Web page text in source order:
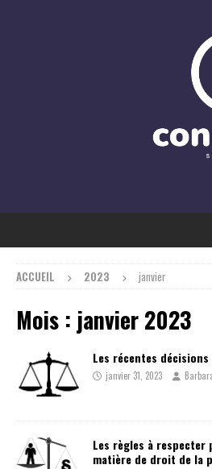
ACCUEIL 2023 janvier
Mois : janvier 2023
Les récentes
janvier 31, 2023
Les règles à respecter
matière de droit de la